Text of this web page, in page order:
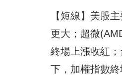
【短線】美股
更大；超微
終場上漲收紅
下，加權指數